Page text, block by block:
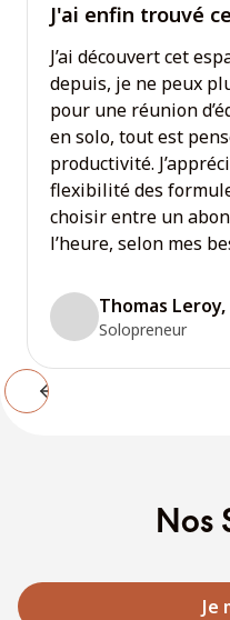
J'ai enfin trouvé
J’ai découvert cet
depuis, je ne peux
pour une réunion
en solo, tout est
productivité.
flexibilité des
choisir entre un
l’heure, selon mes
Thomas Leroy,
Solopreneur
Nos
Je